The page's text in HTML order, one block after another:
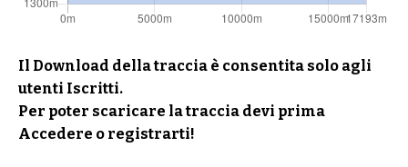
Il Download della traccia è consentita solo agli
utenti Iscritti.
Per poter scaricare la traccia devi prima
Accedere o registrarti!